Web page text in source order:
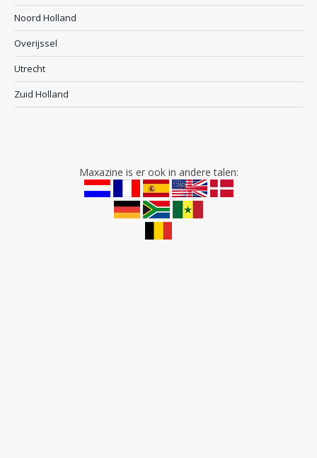
Noord Holland
Overijssel
Utrecht
Zuid Holland
Maxazine is er ook in andere talen: